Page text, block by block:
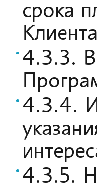
срока
4.3.3.
4.3.4.
4.3.5.